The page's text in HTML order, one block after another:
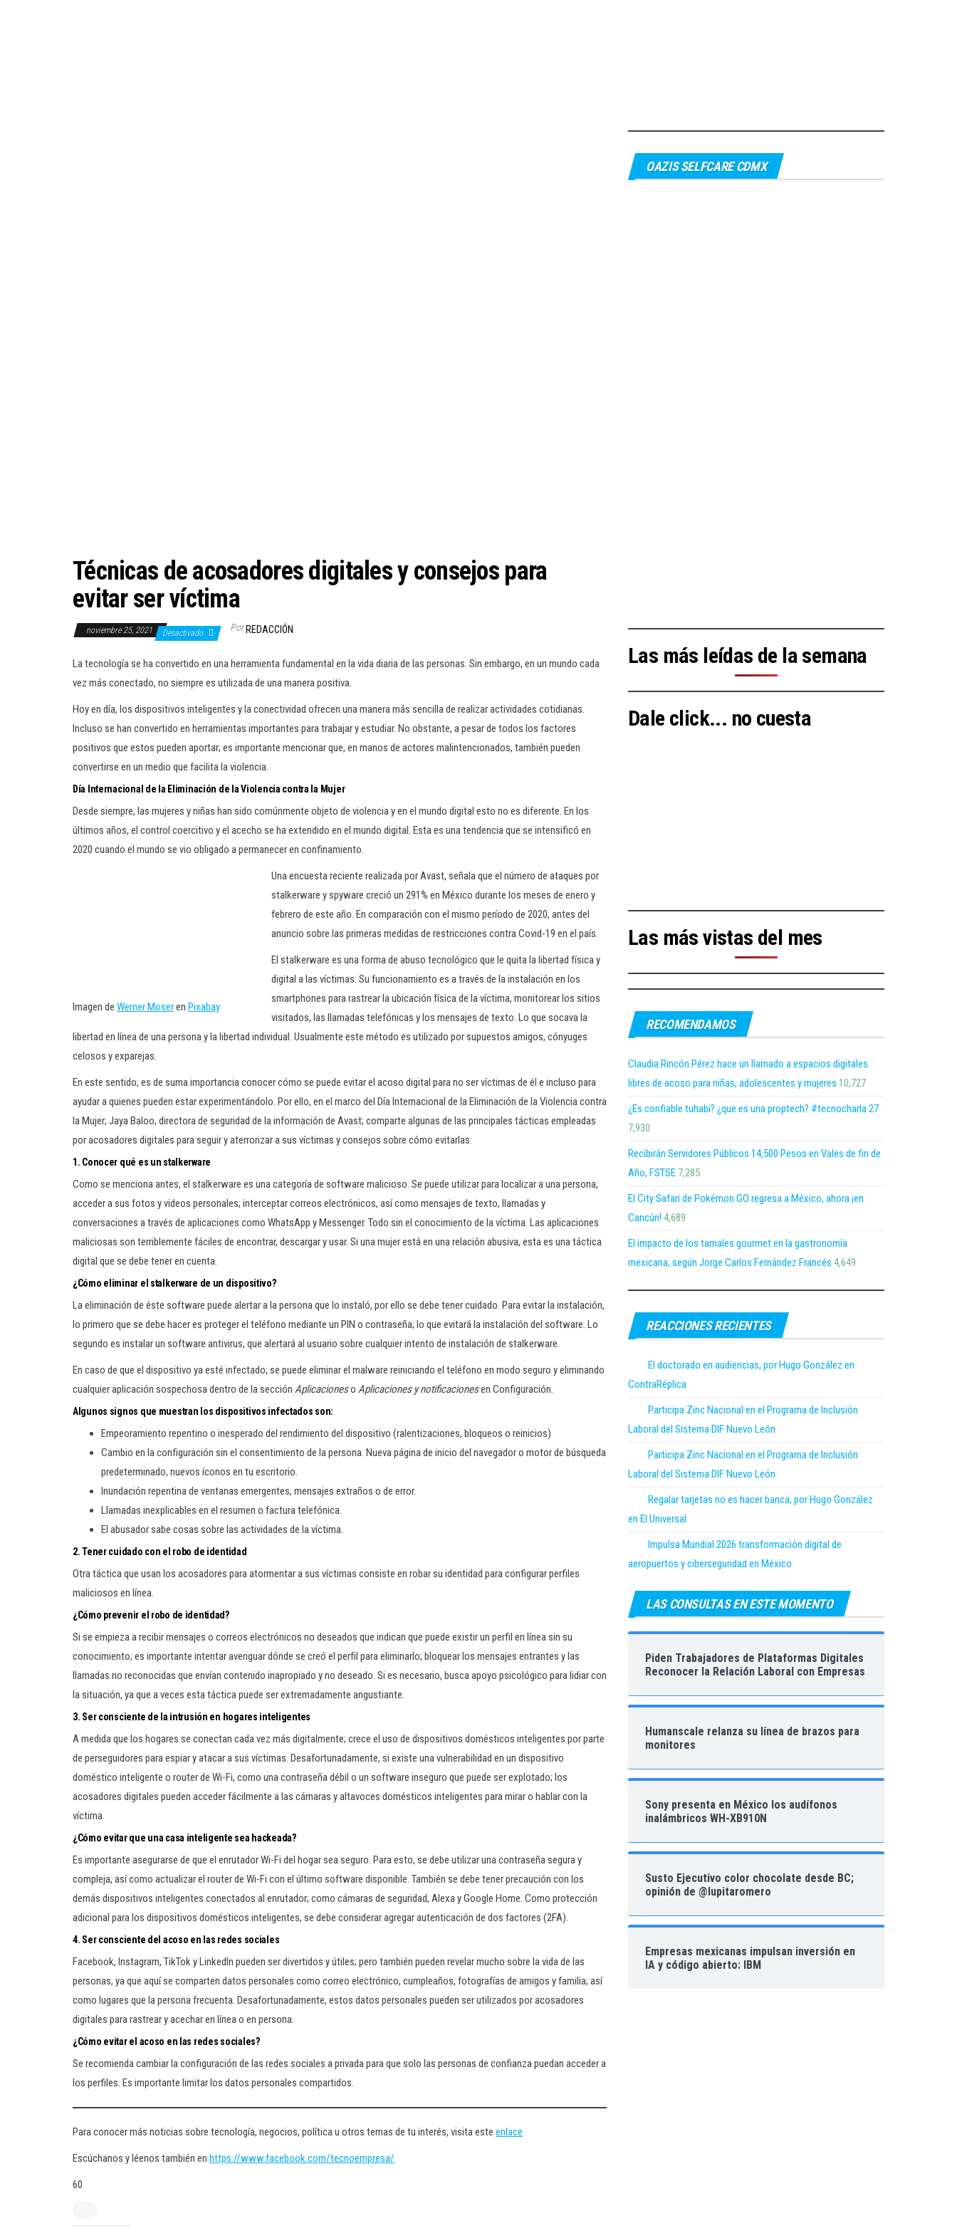
Técnicas de acosadores digitales y consejos para
evitar ser víctima
noviembre 25, 2021 Desactivado Por REDACCIÓN
La tecnología se ha convertido en una herramienta fundamental en la vida diaria de las personas. Sin embargo, en un mundo cada
vez más conectado, no siempre es utilizada de una manera positiva.
Hoy en día, los dispositivos inteligentes y la conectividad ofrecen una manera más sencilla de realizar actividades cotidianas.
Incluso se han convertido en herramientas importantes para trabajar y estudiar. No obstante, a pesar de todos los factores
positivos que estos pueden aportar; es importante mencionar que, en manos de actores malintencionados, también pueden
convertirse en un medio que facilita la violencia.
Día Internacional de la Eliminación de la Violencia contra la Mujer
Desde siempre, las mujeres y niñas han sido comúnmente objeto de violencia y en el mundo digital esto no es diferente. En los
últimos años, el control coercitivo y el acecho se ha extendido en el mundo digital. Esta es una tendencia que se intensificó en
2020 cuando el mundo se vio obligado a permanecer en confinamiento.
Imagen de Werner Moseren Pixabay
Una encuesta reciente realizada por Avast, señala que el número de ataques por
stalkerware y spyware creció un 291% en México durante los meses de enero y
febrero de este año. En comparación con el mismo período de 2020, antes del
anuncio sobre las primeras medidas de restricciones contra Covid-19 en el país.
El stalkerware es una forma de abuso tecnológico que le quita la libertad física y
digital a las víctimas. Su funcionamiento es a través de la instalación en los
smartphones para rastrear la ubicación física de la víctima, monitorear los sitios
visitados, las llamadas telefónicas y los mensajes de texto. Lo que socava la
libertad en línea de una persona y la libertad individual. Usualmente este método es utilizado por supuestos amigos, cónyuges
celosos y exparejas.
En este sentido, es de suma importancia conocer cómo se puede evitar el acoso digital para no ser víctimas de él e incluso para
ayudar a quienes pueden estar experimentándolo. Por ello, en el marco del Día Internacional de la Eliminación de la Violencia contra
la Mujer; Jaya Baloo, directora de seguridad de la información de Avast; comparte algunas de las principales tácticas empleadas
por acosadores digitales para seguir y aterrorizar a sus víctimas y consejos sobre cómo evitarlas:
1. Conocer qué es un stalkerware
Como se menciona antes, el stalkerware es una categoría de software malicioso. Se puede utilizar para localizar a una persona,
acceder a sus fotos y videos personales; interceptar correos electrónicos, así como mensajes de texto, llamadas y
conversaciones a través de aplicaciones como WhatsApp y Messenger. Todo sin el conocimiento de la víctima. Las aplicaciones
maliciosas son terriblemente fáciles de encontrar, descargar y usar. Si una mujer está en una relación abusiva, esta es una táctica
digital que se debe tener en cuenta.
¿Cómo eliminar el stalkerware de un dispositivo?
La eliminación de éste software puede alertar a la persona que lo instaló, por ello se debe tener cuidado. Para evitar la instalación,
lo primero que se debe hacer es proteger el teléfono mediante un PIN o contraseña; lo que evitará la instalación del software. Lo
segundo es instalar un software antivirus, que alertará al usuario sobre cualquier intento de instalación de stalkerware.
En caso de que el dispositivo ya esté infectado; se puede eliminar el malware reiniciando el teléfono en modo seguro y eliminando
cualquier aplicación sospechosa dentro de la sección Aplicacioneso Aplicaciones y notificacionesen Configuración.
Algunos signos que muestran los dispositivos infectados son:
Empeoramiento repentino o inesperado del rendimiento del dispositivo (ralentizaciones, bloqueos o reinicios)
Cambio en la configuración sin el consentimiento de la persona. Nueva página de inicio del navegador o motor de búsqueda
predeterminado, nuevos íconos en tu escritorio.
Inundación repentina de ventanas emergentes, mensajes extraños o de error.
Llamadas inexplicables en el resumen o factura telefónica.
El abusador sabe cosas sobre las actividades de la víctima.
2.Tener cuidado con el robo de identidad
Otra táctica que usan los acosadores para atormentar a sus víctimas consiste en robar su identidad para configurar perfiles
maliciosos en línea.
¿Cómo prevenir el robo de identidad?
Si se empieza a recibir mensajes o correos electrónicos no deseados que indican que puede existir un perfil en línea sin su
conocimiento; es importante intentar averiguar dónde se creó el perfil para eliminarlo; bloquear los mensajes entrantes y las
llamadas no reconocidas que envían contenido inapropiado y no deseado. Si es necesario, busca apoyo psicológico para lidiar con
la situación, ya que a veces esta táctica puede ser extremadamente angustiante.
3. Ser consciente de la intrusión en hogares inteligentes
A medida que los hogares se conectan cada vez más digitalmente; crece el uso de dispositivos domésticos inteligentes por parte
de perseguidores para espiar y atacar a sus víctimas. Desafortunadamente, si existe una vulnerabilidad en un dispositivo
doméstico inteligente o router de Wi-Fi, como una contraseña débil o un software inseguro que puede ser explotado; los
acosadores digitales pueden acceder fácilmente a las cámaras y altavoces domésticos inteligentes para mirar o hablar con la
víctima.
¿Cómo evitar que una casa inteligente sea hackeada?
Es importante asegurarse de que el enrutador Wi-Fi del hogar sea seguro. Para esto, se debe utilizar una contraseña segura y
compleja, así como actualizar el router de Wi-Fi con el último software disponible. También se debe tener precaución con los
demás dispositivos inteligentes conectados al enrutador; como cámaras de seguridad, Alexa y Google Home. Como protección
adicional para los dispositivos domésticos inteligentes, se debe considerar agregar autenticación de dos factores (2FA).
4. Ser consciente del acoso en las redes sociales
Facebook, Instagram, TikTok y LinkedIn pueden ser divertidos y útiles; pero también pueden revelar mucho sobre la vida de las
personas, ya que aquí se comparten datos personales como correo electrónico, cumpleaños, fotografías de amigos y familia; así
como lugares que la persona frecuenta. Desafortunadamente, estos datos personales pueden ser utilizados por acosadores
digitales para rastrear y acechar en línea o en persona.
¿Cómo evitar el acoso en las redes sociales?
Se recomienda cambiar la configuración de las redes sociales a privada para que solo las personas de confianza puedan acceder a
los perfiles. Es importante limitar los datos personales compartidos.
Para conocer más noticias sobre tecnología, negocios, política u otros temas de tu interés, visita este enlace
Escúchanos y léenos también en https://www.facebook.com/tecnoempresa/
60
OAZIS SELFCARE CDMX
Las más leídas de la semana
Dale click... no cuesta
Las más vistas del mes
RECOMENDAMOS
Claudia Rincón Pérez hace un llamado a espacios digitales
libres de acoso para niñas, adolescentes y mujeres 10,727
¿Es confiable tuhabi? ¿que es una proptech? #tecnocharla 27
7,930
Recibirán Servidores Públicos 14,500 Pesos en Vales de fin de
Año, FSTSE 7,285
El City Safari de Pokémon GO regresa a México, ahora ¡en
Cancún! 4,689
El impacto de los tamales gourmet en la gastronomía
mexicana, según Jorge Carlos Fernández Francés 4,649
REACCIONES RECIENTES
El doctorado en audiencias, por Hugo González en
ContraRéplica
Participa Zinc Nacional en el Programa de Inclusión
Laboral del Sistema DIF Nuevo León
Participa Zinc Nacional en el Programa de Inclusión
Laboral del Sistema DIF Nuevo León
Regalar tarjetas no es hacer banca; por Hugo González
en El Universal
Impulsa Mundial 2026 transformación digital de
aeropuertos y ciberseguridad en México
LAS CONSULTAS EN ESTE MOMENTO
Piden Trabajadores de Plataformas Digitales
Reconocer la Relación Laboral con Empresas
Humanscale relanza su línea de brazos para
monitores
Sony presenta en México los audífonos
inalámbricos WH-XB910N
Susto Ejecutivo color chocolate desde BC;
opinión de @lupitaromero
Empresas mexicanas impulsan inversión en
IA y código abierto: IBM